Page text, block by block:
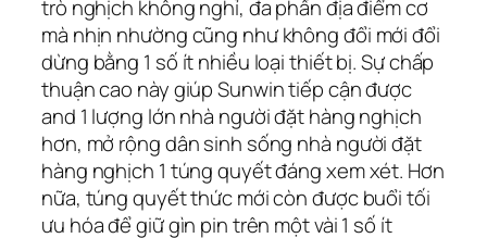
trò nghịch không nghỉ, đa phần địa điểm cơ
mà nhịn nhường cũng như không đổi mới đổi
dừng bằng 1 số ít nhiều loại thiết bị. Sự chấp
thuận cao này giúp Sunwin tiếp cận được
and 1 lượng lớn nhà người đặt hàng nghịch
hơn, mở rộng dân sinh sống nhà người đặt
hàng nghịch 1 túng quyết đáng xem xét. Hơn
nữa, túng quyết thức mới còn được buổi tối
ưu hóa để giữ gìn pin trên một vài 1 số ít